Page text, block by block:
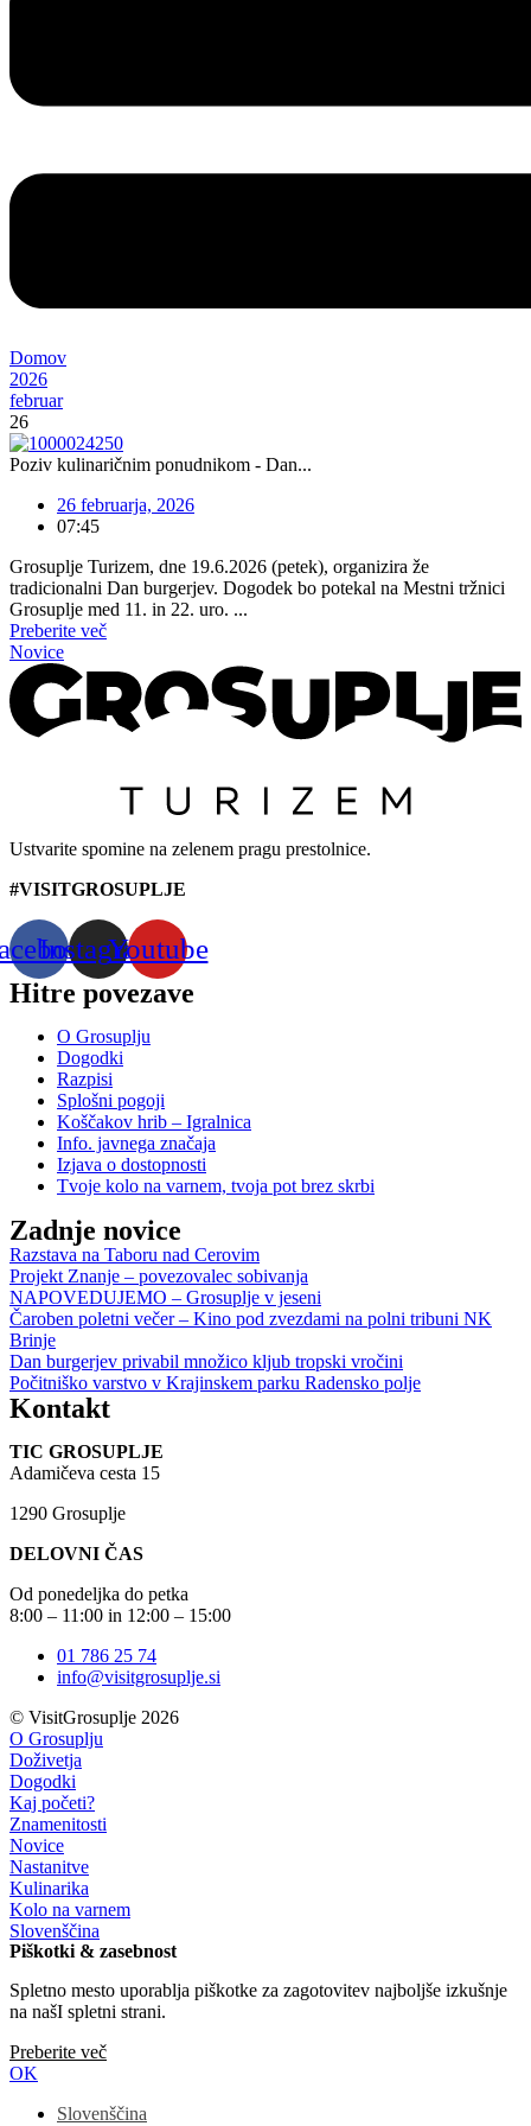
Domov
2026
februar
26
Poziv kulinaričnim ponudnikom - Dan...
26 februarja, 2026
07:45
Grosuplje Turizem, dne 19.6.2026 (petek), organizira že
tradicionalni Dan burgerjev. Dogodek bo potekal na Mestni tržnici
Grosuplje med 11. in 22. uro. ...
Preberite več
Novice
Ustvarite spomine na zelenem pragu prestolnice.
#VISITGROSUPLJE
InstagramYoutube
Hitre povezave
O Grosuplju
Dogodki
Razpisi
Splošni pogoji
Koščakov hrib – Igralnica
Info. javnega značaja
Izjava o dostopnosti
Tvoje kolo na varnem, tvoja pot brez skrbi
Zadnje novice
Razstava na Taboru nad Cerovim
Projekt Znanje – povezovalec sobivanja
NAPOVEDUJEMO – Grosuplje v jeseni
Čaroben poletni večer – Kino pod zvezdami na polni tribuni NK
Brinje
Dan burgerjev privabil množico kljub tropski vročini
Počitniško varstvo v Krajinskem parku Radensko polje
Kontakt
TIC GROSUPLJE
Adamičeva cesta 15
1290 Grosuplje
DELOVNI ČAS
Od ponedeljka do petka
8:00 – 11:00 in 12:00 – 15:00
01 786 25 74
info@visitgrosuplje.si
© VisitGrosuplje 2026
O Grosuplju
Doživetja
Dogodki
Kaj početi?
Znamenitosti
Novice
Nastanitve
Kulinarika
Kolo na varnem
Slovenščina
Piškotki & zasebnost
Spletno mesto uporablja piškotke za zagotovitev najboljše izkušnje
na našI spletni strani.
Preberite več
OK
Slovenščina